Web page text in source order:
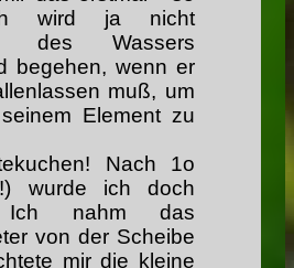
wird ja nicht
des Wassers
begehen, wenn er
muß, um
Element zu
Nach 1o
wurde ich doch
Ich nahm das
von der Scheibe
mir die kleine